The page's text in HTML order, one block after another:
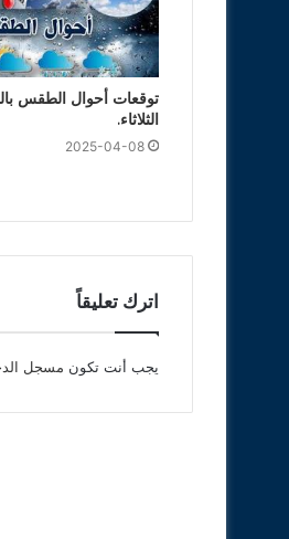
توقعات أحوال الطقس
الثلاثاء.
2025-04-08
اترك تعليقاً
يجب أنت تكون مسجل